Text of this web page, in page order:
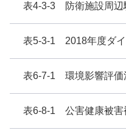
表4-3-3 防衛施設周辺
表5-3-1 2018年度ダイ
表6-7-1 環境影響評価
表6-8-1 公害健康被害